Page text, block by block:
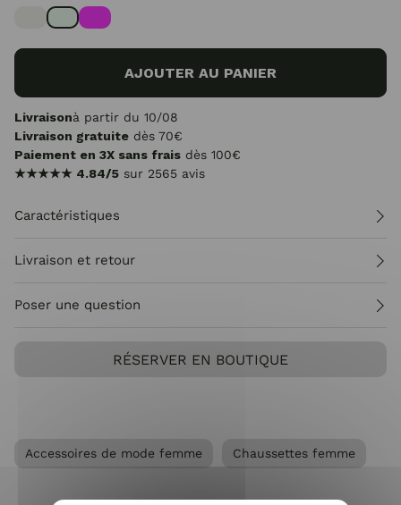
AJOUTER AU PANIER
Livraisonà partir du 10/08
Livraison gratuite dès 70€
Paiement en 3X sans frais dès 100€
★★★★★ 4.84/5 sur 2565 avis
Caractéristiques
Livraison et retour
Poser une question
RÉSERVER EN BOUTIQUE
Accessoires de mode femme Chaussettes femme